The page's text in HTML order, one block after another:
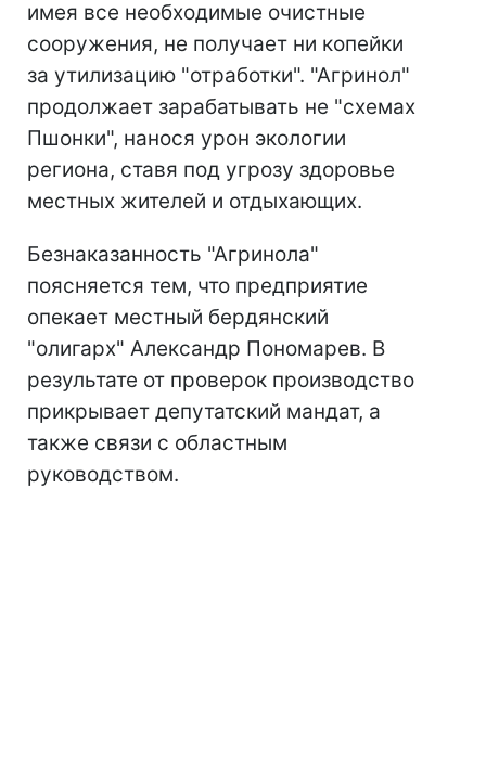
имея все необходимые очистные
сооружения, не получает ни копейки
за утилизацию "отработки". "Агринол"
продолжает зарабатывать не "схемах
Пшонки", нанося урон экологии
региона, ставя под угрозу здоровье
местных жителей и отдыхающих.
Безнаказанность "Агринола"
поясняется тем, что предприятие
опекает местный бердянский
"олигарх" Александр Пономарев. В
результате от проверок производство
прикрывает депутатский мандат, а
также связи с областным
руководством.